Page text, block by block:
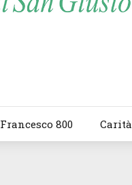
Francesco 800 Carità